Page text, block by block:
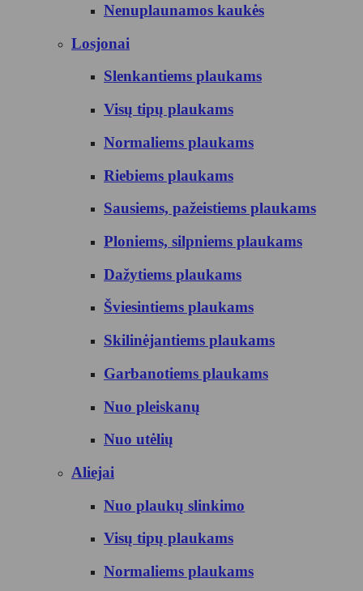
Nenuplaunamos kaukės
Losjonai
Slenkantiems plaukams
Visų tipų plaukams
Normaliems plaukams
Riebiems plaukams
Sausiems, pažeistiems plaukams
Ploniems, silpniems plaukams
Dažytiems plaukams
Šviesintiems plaukams
Skilinėjantiems plaukams
Garbanotiems plaukams
Nuo pleiskanų
Nuo utėlių
Aliejai
Nuo plaukų slinkimo
Visų tipų plaukams
Normaliems plaukams